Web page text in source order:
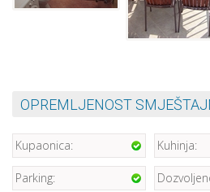
OPREMLJENOST
Kupaonica: Kuhinja:
Parking: